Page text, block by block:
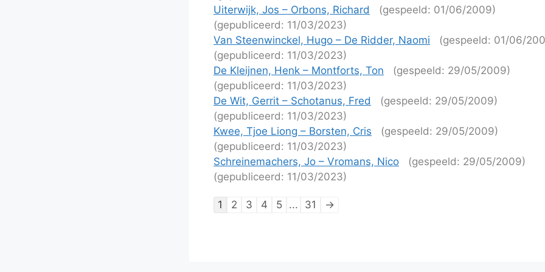
Uiterwijk, Jos – Orbons, Richard
(gespeeld: 01/06/2009)
(gepubliceerd: 11/03/2023)
Van Steenwinckel, Hugo – De Ridder, Naomi
(gespeeld: 01/06/
(gepubliceerd: 11/03/2023)
De Kleijnen, Henk – Montforts, Ton
(gespeeld: 29/05/2009)
(gepubliceerd: 11/03/2023)
De Wit, Gerrit – Schotanus, Fred
(gespeeld: 29/05/2009)
(gepubliceerd: 11/03/2023)
Kwee, Tjoe Liong – Borsten, Cris
(gespeeld: 29/05/2009)
(gepubliceerd: 11/03/2023)
Schreinemachers, Jo – Vromans, Nico
(gespeeld: 29/05/2009)
(gepubliceerd: 11/03/2023)
Lijstnavigatie
1 2 3 4 5 ... 31 →